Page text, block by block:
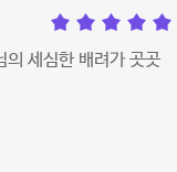
세심한 배려가 곳곳